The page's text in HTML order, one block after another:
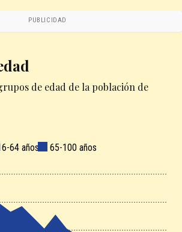
PUBLICIDAD
de edad de la población de
64 años 65-100 años